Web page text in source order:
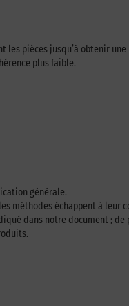
pièces jusqu’à obtenir une
plus faible.
générale.
méthodes échappent à leur
dans notre document ;